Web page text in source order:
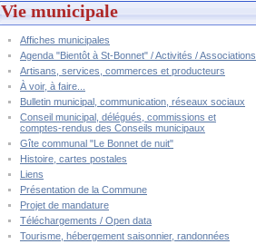
Vie municipale
Affiches municipales
Agenda "Bientôt à St-Bonnet" / Activités / Associations
Artisans, services, commerces et producteurs
À voir, à faire...
Bulletin municipal, communication, réseaux sociaux
Conseil municipal, délégués, commissions et
comptes-rendus des Conseils municipaux
Gîte communal "Le Bonnet de nuit"
Histoire, cartes postales
Liens
Présentation de la Commune
Projet de mandature
Téléchargements / Open data
Tourisme, hébergement saisonnier, randonnées